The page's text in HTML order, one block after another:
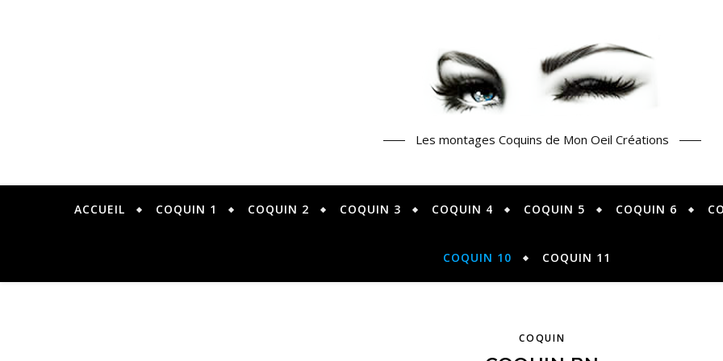
Les montages Coquins de Mon Oeil Créations
ACCUEIL COQUIN 1 COQUIN 2 COQUIN 3 COQUIN 4 COQUIN 5 COQUIN 6
COQUIN 10 COQUIN 11
COQUIN